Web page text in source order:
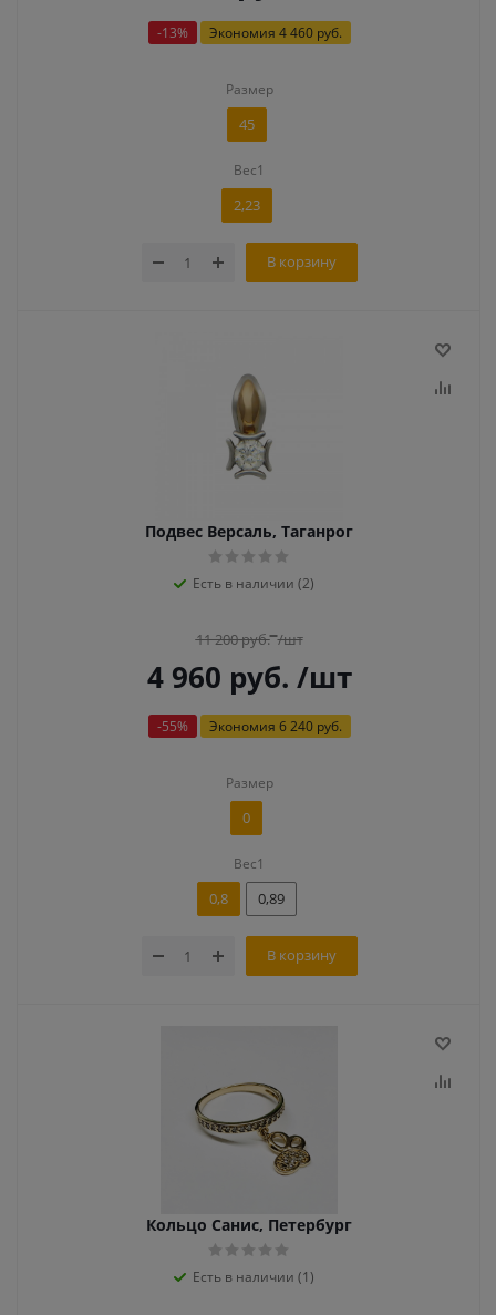
-13% Экономия 4 460 руб.
Размер
45
Вес1
2,23
В корзину
Подвес Версаль, Таганрог
Есть в наличии (2)
11 200руб. /шт
4 960 руб. /шт
-55% Экономия 6 240 руб.
Размер
0
Вес1
0,8 0,89
В корзину
Кольцо Санис, Петербург
Есть в наличии (1)